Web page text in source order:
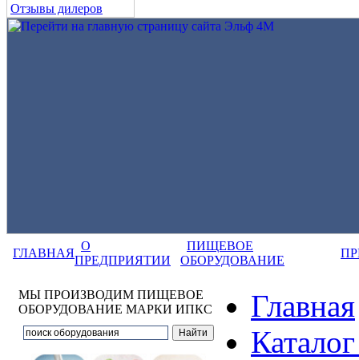
Отзывы дилеров
ГЛАВНАЯ
О
ПРЕДПРИЯТИИ
ПИЩЕВОЕ
ОБОРУДОВАНИЕ
МЫ ПРОИЗВОДИМ ПИЩЕВОЕ
ОБОРУДОВАНИЕ МАРКИ ИПКС
Главная